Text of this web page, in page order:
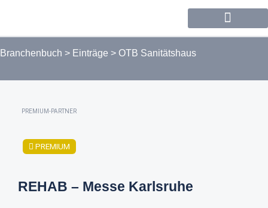
Branchenbuch > Einträge > OTB Sanitätshaus
PREMIUM-PARTNER
PREMIUM
REHAB – Messe Karlsruhe